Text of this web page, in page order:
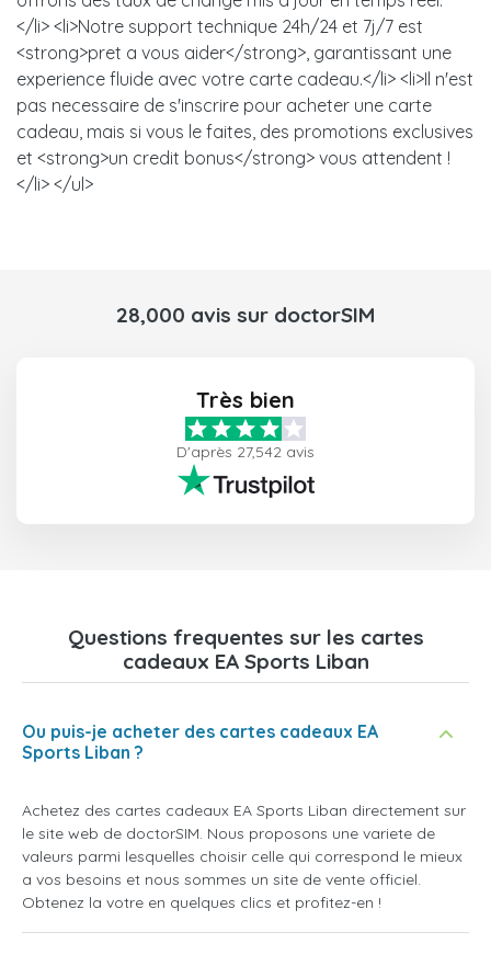
</li> <li>Notre support technique 24h/24 et 7j/7 est
<strong>pret a vous aider</strong>, garantissant une
experience fluide avec votre carte cadeau.</li> <li>Il n'est
pas necessaire de s'inscrire pour acheter une carte
cadeau, mais si vous le faites, des promotions exclusives
et <strong>un credit bonus</strong> vous attendent !
</li> </ul>
28,000 avis sur doctorSIM
Très bien
D'après 27,542 avis
Questions frequentes sur les cartes
cadeaux EA Sports Liban
Ou puis-je acheter des cartes cadeaux EA
Sports Liban ?
Achetez des cartes cadeaux EA Sports Liban directement sur
le site web de doctorSIM. Nous proposons une variete de
valeurs parmi lesquelles choisir celle qui correspond le mieux
a vos besoins et nous sommes un site de vente officiel.
Obtenez la votre en quelques clics et profitez-en !